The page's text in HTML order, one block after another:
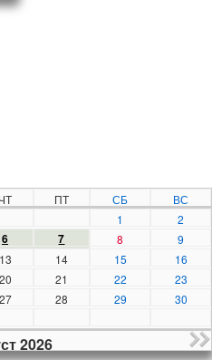
ЧТ ПТ СБ
ВС
1
2
6 7 8
9
13 14 15
16
20 21 22
23
27 28 29
30
2026